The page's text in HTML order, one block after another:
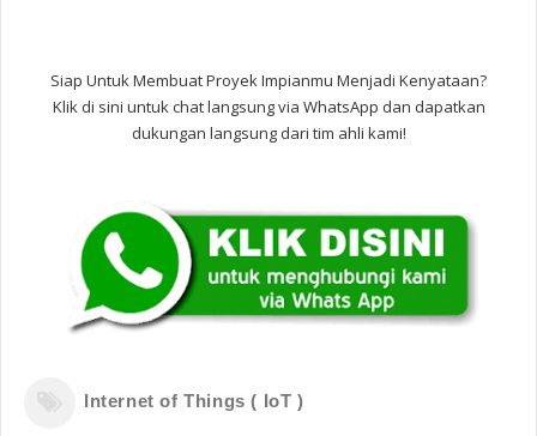
Siap Untuk Membuat Proyek Impianmu Menjadi Kenyataan?
Klik di sini untuk chat langsung via WhatsApp dan dapatkan
dukungan langsung dari tim ahli kami!
Internet of Things ( IoT )